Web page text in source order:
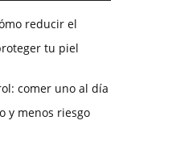
reducir el
tu piel
comer uno al día
y menos riesgo